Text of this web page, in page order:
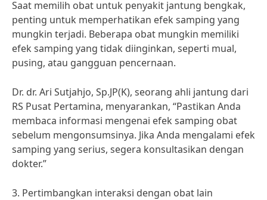
Saat memilih obat untuk penyakit jantung bengkak,
penting untuk memperhatikan efek samping yang
mungkin terjadi. Beberapa obat mungkin memiliki
efek samping yang tidak diinginkan, seperti mual,
pusing, atau gangguan pencernaan.
Dr. dr. Ari Sutjahjo, Sp.JP(K), seorang ahli jantung dari
RS Pusat Pertamina, menyarankan, “Pastikan Anda
membaca informasi mengenai efek samping obat
sebelum mengonsumsinya. Jika Anda mengalami efek
samping yang serius, segera konsultasikan dengan
dokter.”
3. Pertimbangkan interaksi dengan obat lain